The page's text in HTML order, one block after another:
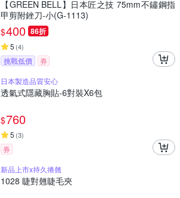
【GREEN BELL】日本匠之技 75mm不鏽鋼指
甲剪附銼刀-小(G-1113)
$400 86折
5 (4)
挑戰低價
券
日本製造品質安心
透氣式隱藏胸貼-6對裝X6包
$760
5 (3)
券
新品上市x持久捲翹
1028 睫對翹睫毛夾